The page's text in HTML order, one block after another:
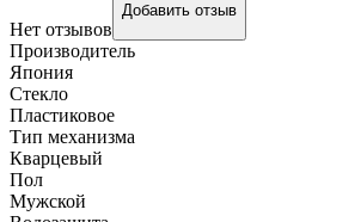
Нет отзывов
Добавить отзыв
Производитель
Япония
Стекло
Пластиковое
Тип механизма
Кварцевый
Пол
Мужской